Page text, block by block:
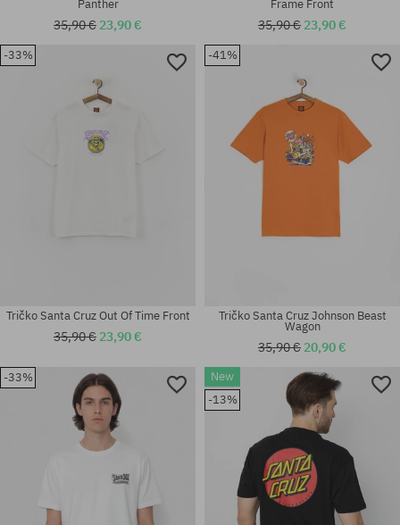
Dostupné veľkosti:
Dostupné veľkosti:
Dostupné veľkosti:
Panther
35,90 € 23,90 €
Dostupné veľkosti:
M; L
Frame Front
35,90 € 23,90 €
-33%
Tričko Santa Cruz Out Of Time Front
35,90 € 23,90 €
-41%
Tričko Santa Cruz Johnson Beast
Wagon
35,90 € 20,90 €
-33%
New
-13%